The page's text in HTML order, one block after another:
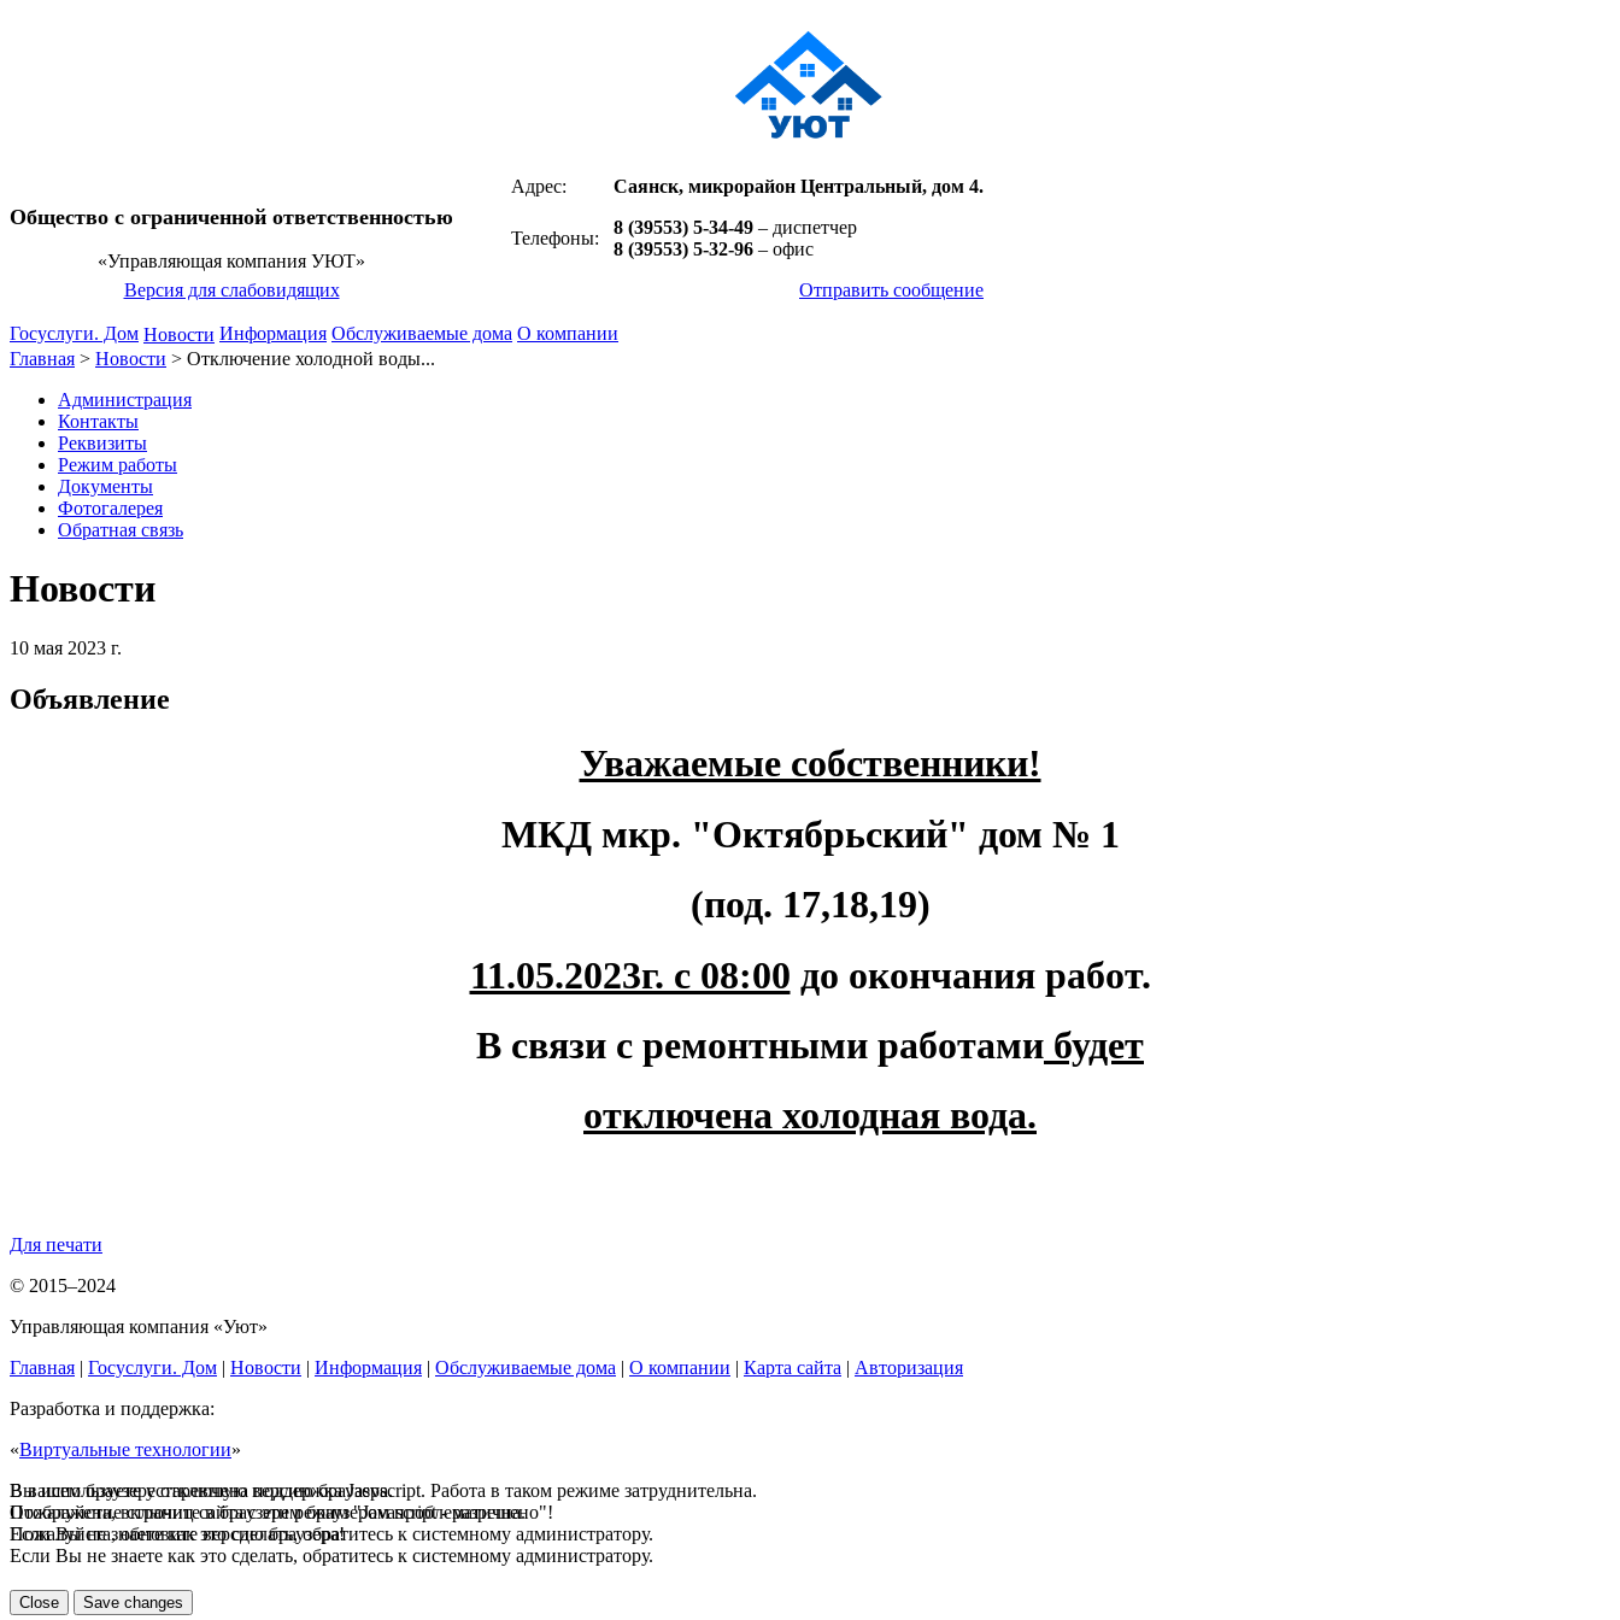
Общество с ограниченной ответственностью
«Управляющая компания УЮТ»
Адрес: Саянск, микрорайон Центральный, дом 4.
Телефоны:
8 (39553) 5-34-49 – диспетчер
8 (39553) 5-32-96 – офис
Версия для слабовидящих
Отправить сообщение
Госуслуги. Дом Новости Информация Обслуживаемые дома О компании
Главная > Новости > Отключение холодной воды...
Администрация
Контакты
Реквизиты
Режим работы
Документы
Фотогалерея
Обратная связь
Новости
10 мая 2023 г.
Объявление
Уважаемые собственники!
МКД мкр. "Октябрьский" дом № 1
(под. 17,18,19)
11.05.2023г. с 08:00 до окончания работ.
В связи с ремонтными работами будет
отключена холодная вода.
Для печати
© 2015–2024
Управляющая компания «Уют»
Главная | Госуслуги. Дом | Новости | Информация | Обслуживаемые дома | О компании | Карта сайта | Авторизация
Разработка и поддержка:
«Виртуальные технологии»
В вашем браузере отключена поддержка Jasvscript. Работа в таком режиме затруднительна.
Пожалуйста, включите в браузере режим "Javascript - разрешено"!
Если Вы не знаете как это сделать, обратитесь к системному администратору.
Вы используете устаревшую версию браузера.
Отображение страниц сайта с этим браузером проблематична.
Пожалуйста, обновите версию браузера!
Если Вы не знаете как это сделать, обратитесь к системному администратору.
Close Save changes